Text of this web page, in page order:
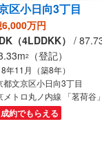
区小日向3丁目
6,000万円
（4LDDKK）
/
2 （登記）
年11月（築8年）
都文京区小日向3丁目
メトロ丸ノ内線 「茗荷谷
成約でもらえる